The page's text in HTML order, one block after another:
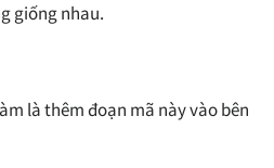
giống nhau.
là thêm đoạn mã này vào bên